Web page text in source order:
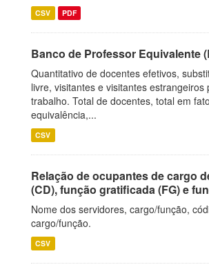
CSV PDF
Banco de Professor Equivalente
Quantitativo de docentes efetivos,
livre, visitantes e visitantes estrangeiros
trabalho. Total de docentes, total em
equivalência,...
CSV
Relação de ocupantes de cargo
(CD), função gratificada (FG) e
Nome dos servidores, cargo/função,
cargo/função.
CSV